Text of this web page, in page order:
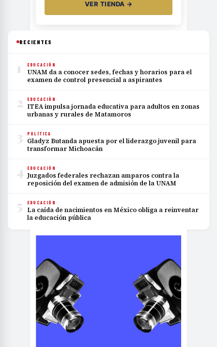
VER TIENDA →
RECIENTES
1 EDUCACIÓN
UNAM da a conocer sedes, fechas y horarios para el
examen de control presencial a aspirantes
2 EDUCACIÓN
ITEA impulsa jornada educativa para adultos en zonas
urbanas y rurales de Matamoros
3 POLÍTICA
Gladyz Butanda apuesta por el liderazgo juvenil para
transformar Michoacán
4 EDUCACIÓN
Juzgados federales rechazan amparos contra la
reposición del examen de admisión de la UNAM
5 EDUCACIÓN
La caída de nacimientos en México obliga a reinventar
la educación pública